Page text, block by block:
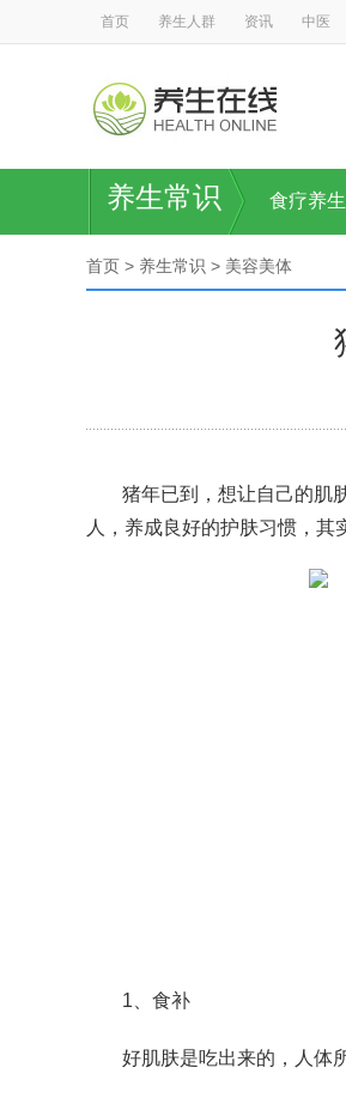
首页 养生人群 资讯 中医
养生常识 食疗养生
首页 > 养生常识 > 美容美体
猪年已到，想让自己的肌
人，养成良好的护肤习惯，其
1、食补
好肌肤是吃出来的，人体